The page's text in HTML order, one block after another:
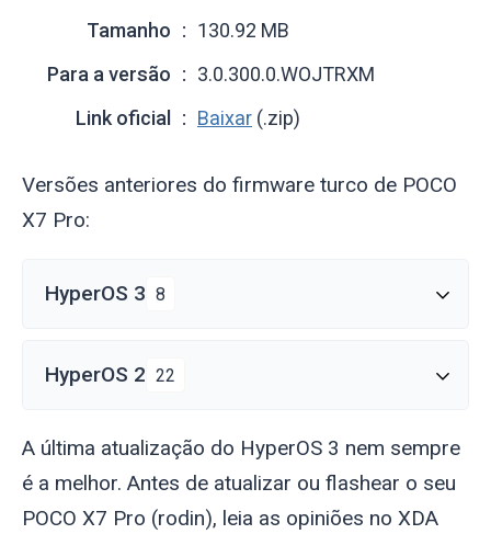
Tamanho
130.92 MB
Para a versão
3.0.300.0.WOJTRXM
Link oficial
Baixar (.zip)
Versões anteriores do firmware turco de POCO
X7 Pro:
HyperOS 3 8
HyperOS 2 22
A última atualização do HyperOS 3 nem sempre
é a melhor. Antes de atualizar ou flashear o seu
POCO X7 Pro (rodin), leia as opiniões no XDA